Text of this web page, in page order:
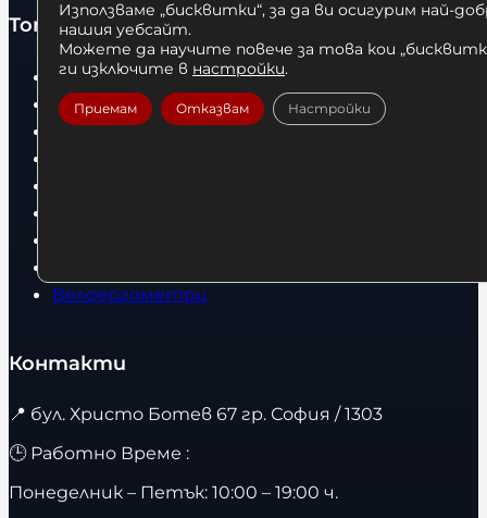
Топ категории
Бокс
Боксови чували
Боксови ръкавици
Велоергометри
Контакти
📍 бул. Христо Ботев 67 гр. София / 1303
🕒 Работно Време :
Понеделник – Петък: 10:00 – 19:00 ч.
Използваме „бисквитки“, за да ви осигурим най-
нашия уебсайт.
Можете да научите повече за това кои
ги изключите в настройки.
Приемам Отказвам Настройки